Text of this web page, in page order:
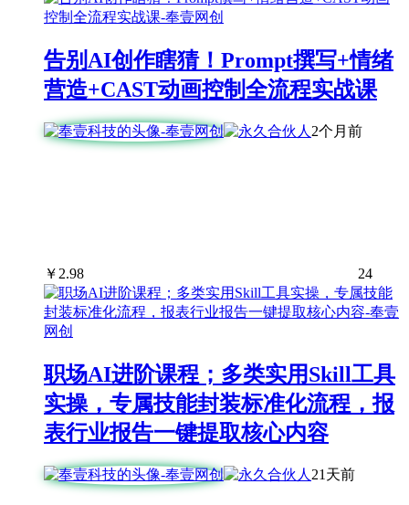
告别AI创作瞎猜！Prompt撰写+情绪
营造+CAST动画控制全流程实战课
2个月前
￥ 2.98 24
职场AI进阶课程；多类实用Skill工具
实操，专属技能封装标准化流程，报
表行业报告一键提取核心内容
21天前